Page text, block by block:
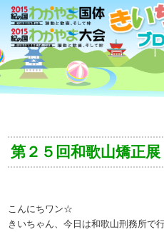
第２５回和歌山矯正展
こんにちワン☆
きいちゃん、今日は和歌山刑務所で